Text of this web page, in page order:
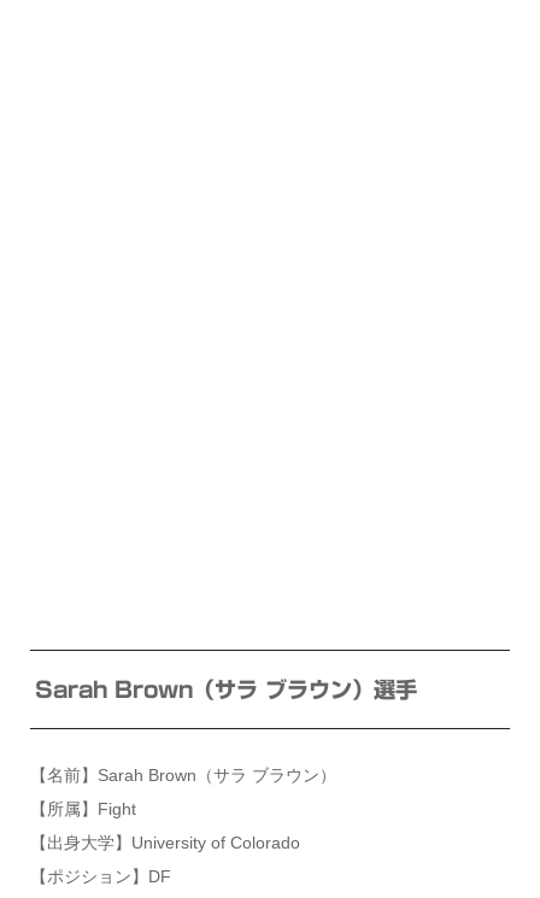
Sarah Brown（サラ ブラウン）選手
【名前】Sarah Brown（サラ ブラウン）
【所属】Fight
【出身大学】University of Colorado
【ポジション】DF